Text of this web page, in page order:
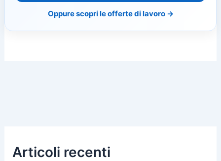
Oppure scopri le offerte di lavoro →
Articoli recenti